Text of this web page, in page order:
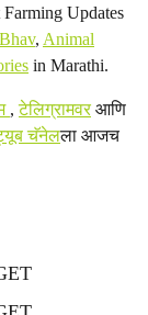
Updates
, Animal
in Marathi.
,टेलिग्रामवरआणि
चॅनेलला आजच